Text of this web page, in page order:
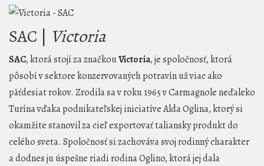
SAC | Victoria
SAC, ktorá stojí za značkouVictoria, je spoločnosť, ktorá
pôsobí v sektore konzervovaných potravín už viac ako
päťdesiat rokov. Zrodila sa v roku 1965 v Carmagnole neďaleko
Turína vďaka podnikateľskej iniciatíve Alda Oglina, ktorý si
okamžite stanovil za cieľ exportovať taliansky produkt do
celého sveta. Spoločnosť si zachováva svoj rodinný charakter
a dodnes ju úspešne riadi rodina Oglino, ktorá jej dala